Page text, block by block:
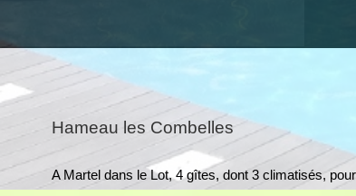
Hameau les Combelles
A Martel dans le Lot, 4 gîtes, dont 3 climatisés,